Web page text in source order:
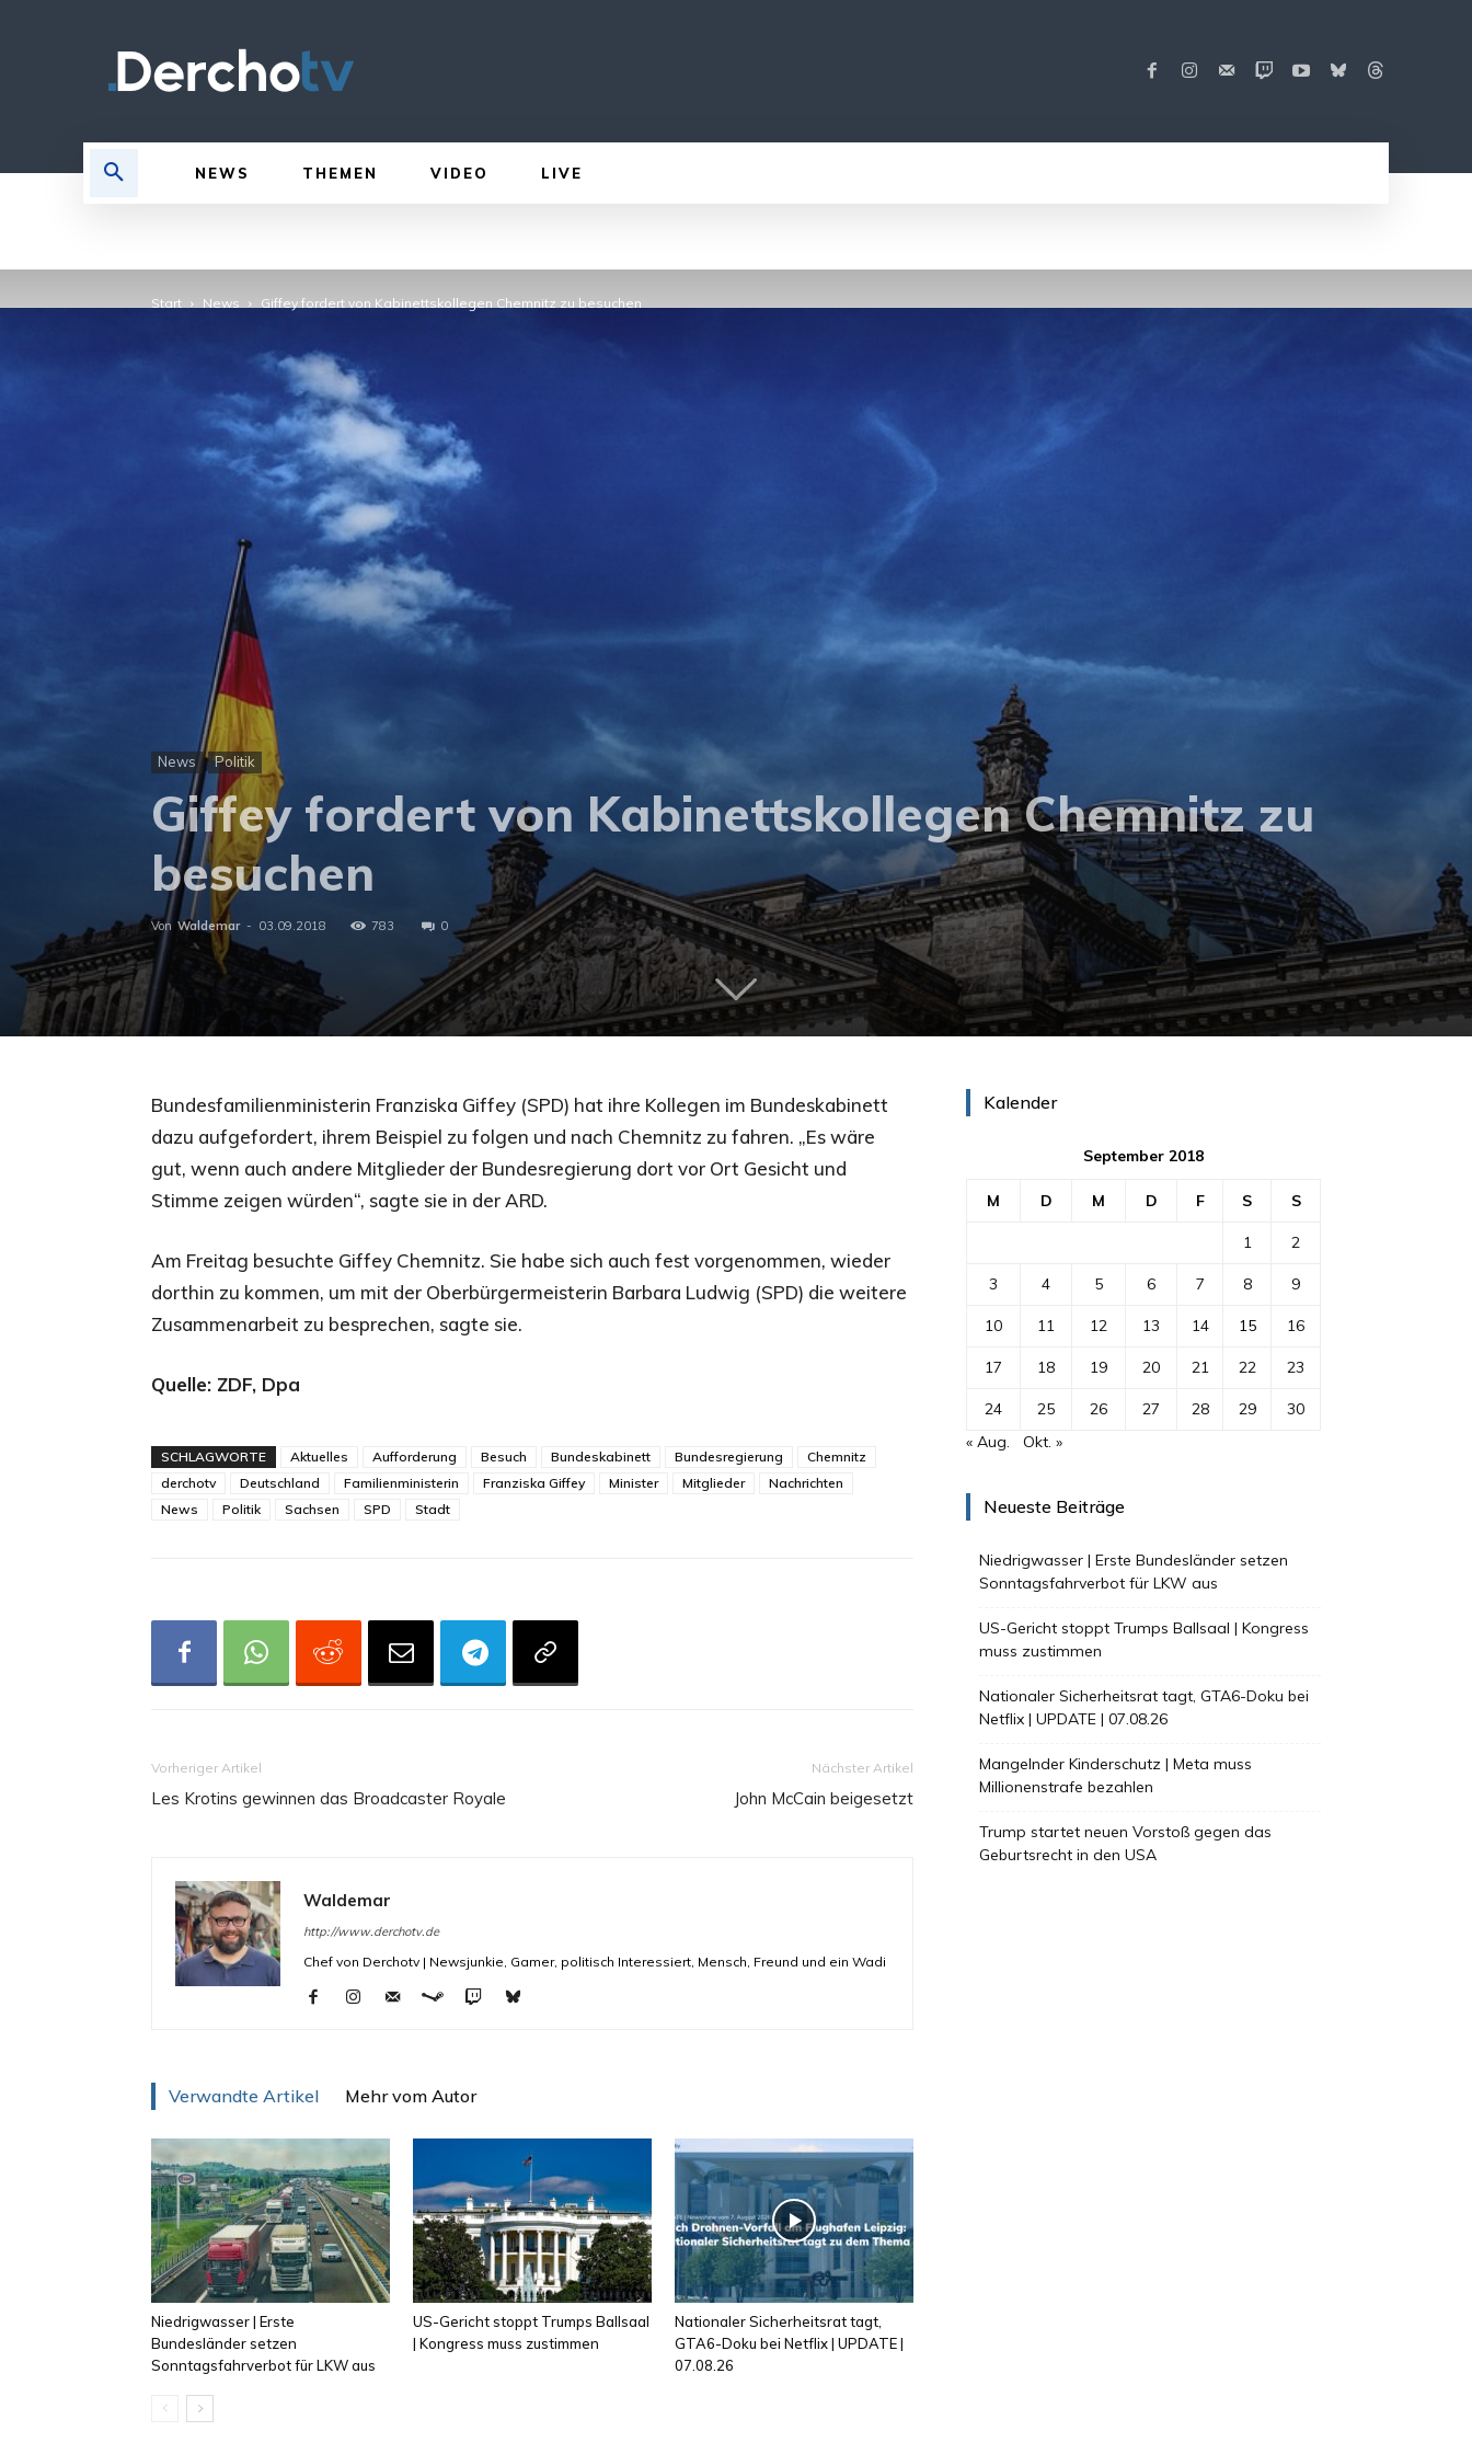
NEWS THEMEN VIDEO LIVE
Start News Giffey fordert von Kabinettskollegen Chemnitz zu besuchen
News Politik
Giffey fordert von Kabinettskollegen Chemnitz zu
besuchen
Von Waldemar - 03.09.2018 783 0
Bundesfamilienministerin Franziska Giffey (SPD) hat ihre Kollegen im Bundeskabinett
dazu aufgefordert, ihrem Beispiel zu folgen und nach Chemnitz zu fahren. „Es wäre
gut, wenn auch andere Mitglieder der Bundesregierung dort vor Ort Gesicht und
Stimme zeigen würden“, sagte sie in der ARD.
Am Freitag besuchte Giffey Chemnitz. Sie habe sich auch fest vorgenommen, wieder
dorthin zu kommen, um mit der Oberbürgermeisterin Barbara Ludwig (SPD) die weitere
Zusammenarbeit zu besprechen, sagte sie.
Quelle: ZDF, Dpa
SCHLAGWORTE Aktuelles Aufforderung Besuch Bundeskabinett Bundesregierung
Chemnitz
derchotv
Deutschland Familienministerin Franziska Giffey Minister Mitglieder
Nachrichten
News
Politik Sachsen SPD Stadt
Vorheriger Artikel
Les Krotins gewinnen das Broadcaster Royale
Nächster Artikel
John McCain beigesetzt
Waldemar
http://www.derchotv.de
Chef von Derchotv | Newsjunkie, Gamer, politisch Interessiert, Mensch, Freund und ein Wadi
Verwandte Artikel Mehr vom Autor
Niedrigwasser | Erste
Bundesländer setzen
Sonntagsfahrverbot für LKW aus
US-Gericht stoppt Trumps Ballsaal
| Kongress muss zustimmen
Nationaler Sicherheitsrat tagt,
GTA6-Doku bei Netflix | UPDATE |
07.08.26
Kalender
September 2018
M D M D F S S
1 2
3 4 5 6 7 8 9
10 11 12 13 14 15 16
17 18 19 20 21 22 23
24 25 26 27 28 29
30
« Aug.
Okt. »
Neueste Beiträge
Niedrigwasser | Erste Bundesländer setzen
Sonntagsfahrverbot für LKW aus
US-Gericht stoppt Trumps Ballsaal | Kongress
muss zustimmen
Nationaler Sicherheitsrat tagt, GTA6-Doku bei
Netflix | UPDATE | 07.08.26
Mangelnder Kinderschutz | Meta muss
Millionenstrafe bezahlen
Trump startet neuen Vorstoß gegen das
Geburtsrecht in den USA